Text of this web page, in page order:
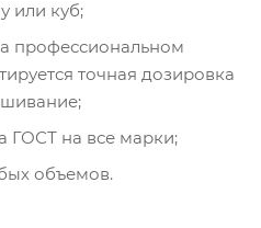
или куб;
профессиональном
точная дозировка
ГОСТ на все марки;
объемов.